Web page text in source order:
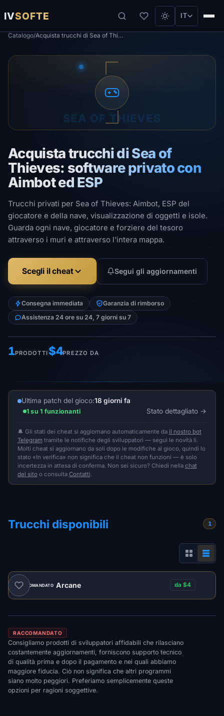
IVSOFTE IT
Catalogo/ Acquista trucchi di Sea of ​​Thieves: software privato con Aimbot ed ESP
Acquista trucchi di Sea of ​​
Thieves: software privato con
Aimbot ed ESP
Trucchi privati ​​per Sea of ​​Thieves: Aimbot, ESP del
giocatore e della nave, visualizzazione di oggetti e isole.
Guarda ogni nave, giocatore e forziere del tesoro
attraverso i muri e attraverso l'intera mappa.
Scegli il cheat Segui gli aggiornamenti
Consegna immediata
Garanzia di rimborso
Assistenza 24 ore su 24, 7 giorni su 7
1PRODOTTI$4PREZZO DA
SEA OF THIEVES
Ultima patch del gioco:18 giorni fa
1 su 1 funzionanti Stato dettagliato
🔔 Gli stati dei cheat si aggiornano automaticamente da il nostro bot
Telegram tramite le notifiche degli sviluppatori — segui le novità lì.
Molti cheat si aggiornano da soli dopo le modifiche al gioco, quindi lo
stato «In verifica» non significa che il cheat non funzioni — è solo
incertezza in attesa di conferma. Non sei sicuro? Chiedi nella chat
del sitoo consulta Contatti.
Trucchi disponibili 1
RACCOMANDATO Arcane da $4
RACCOMANDATO
Consigliamo prodotti di sviluppatori affidabili che rilasciano
costantemente aggiornamenti, forniscono supporto tecnico
di qualità prima e dopo il pagamento e nei quali abbiamo
maggiore fiducia. Ciò non significa che altri programmi
siano molto peggiori. Preferiamo semplicemente queste
opzioni per ragioni soggettive.